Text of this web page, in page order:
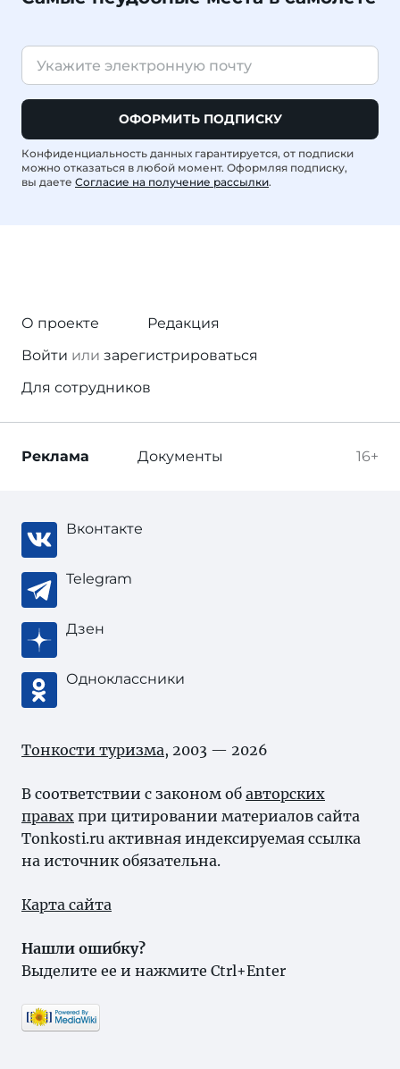
ОФОРМИТЬ ПОДПИСКУ
Конфиденциальность данных гарантируется, от подписки
можно отказаться в любой момент. Оформляя подписку,
вы даете Согласие на получение рассылки.
О проекте
Редакция
Войти или зарегистрироваться
Для сотрудников
16+
Реклама Документы
Вконтакте
Telegram
Дзен
Одноклассники
Тонкости туризма, 2003 — 2026
В соответствии с законом об авторских
правах при цитировании материалов сайта
Tonkosti.ru активная индексируемая ссылка
на источник обязательна.
Карта сайта
Нашли ошибку?
Выделите ее и нажмите Ctrl+Enter